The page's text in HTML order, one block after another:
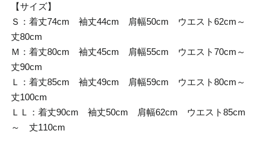
【サイズ】
Ｓ：着丈74cm 袖丈44cm 肩幅50cm ウエスト62cm～
丈80cm
Ｍ：着丈80cm 袖丈45cm 肩幅55cm ウエスト70cm～
丈90cm
Ｌ：着丈85cm 袖丈49cm 肩幅59cm ウエスト80cm～
丈100cm
ＬＬ：着丈90cm 袖丈50cm 肩幅62cm ウエスト85cm
～ 丈110cm